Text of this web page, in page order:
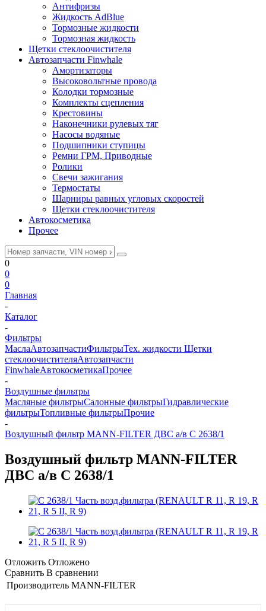
Антифризы
Жидкость AdBlue
Тормозные жидкости
Тормозная жидкость
Щетки стеклоочистителя
Автозапчасти Finwhale
Амортизаторы
Высоковольтные провода
Колодки тормозные
Комплекты сцепления
Крестовины
Наконечники рулевых тяг
Насосы водяные
Подшипники ступицы
Ремни ГРМ, Приводные
Ролики
Свечи зажигания
Термостаты
Шарниры равных угловых скоростей
Щетки стеклоочистителя
Автокосметика
Прочее
0
0
0
Главная
-
Каталог
-
Фильтры
МаслаАвтозапчастиФильтрыТех. жидкости Щетки
стеклоочистителяАвтозапчасти
FinwhaleАвтокосметикаПрочее
-
Воздушные фильтры
Масляные фильтрыСалонные фильтрыГидравлические
фильтрыТопливные фильтрыПрочие
-
Воздушный фильтр MANN-FILTER ДВС а/в C 2638/1
Воздушный фильтр MANN-FILTER
ДВС а/в C 2638/1
Отложить Отложено
Сравнить В сравнении
Производитель MANN-FILTER